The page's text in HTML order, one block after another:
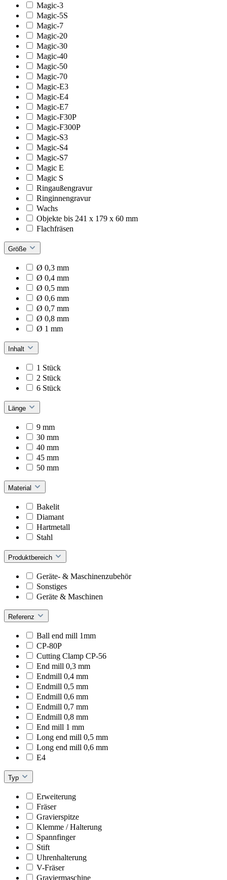
Magic-3
Magic-5S
Magic-7
Magic-20
Magic-30
Magic-40
Magic-50
Magic-70
Magic-E3
Magic-E4
Magic-E7
Magic-F30P
Magic-F300P
Magic-S3
Magic-S4
Magic-S7
Magic E
Magic S
Ringaußengravur
Ringinnengravur
Wachs
Objekte bis 241 x 179 x 60 mm
Flachfräsen
Größe
Ø 0,3 mm
Ø 0,4 mm
Ø 0,5 mm
Ø 0,6 mm
Ø 0,7 mm
Ø 0,8 mm
Ø 1 mm
Inhalt
1 Stück
2 Stück
6 Stück
Länge
9 mm
30 mm
40 mm
45 mm
50 mm
Material
Bakelit
Diamant
Hartmetall
Stahl
Produktbereich
Geräte- & Maschinenzubehör
Sonstiges
Geräte & Maschinen
Referenz
Ball end mill 1mm
CP-80P
Cutting Clamp CP-56
End mill 0,3 mm
Endmill 0,4 mm
Endmill 0,5 mm
Endmill 0,6 mm
Endmill 0,7 mm
Endmill 0,8 mm
End mill 1 mm
Long end mill 0,5 mm
Long end mill 0,6 mm
E4
Typ
Erweiterung
Fräser
Gravierspitze
Klemme / Halterung
Spannfinger
Stift
Uhrenhalterung
V-Fräser
Graviermaschine